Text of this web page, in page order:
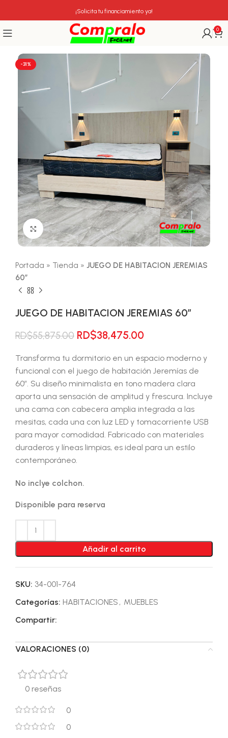
¡Solicita tu financiamiento ya!
0
-31%
Click para agrandar
Portada » Tienda » JUEGO DE HABITACION JEREMIAS
60″
JUEGO DE HABITACION JEREMIAS 60″
RD$55,875.00 El
original
era:
RD$55,875.00.
RD$38,475.00El
actual
es:
RD$38,475.00.
Transforma tu dormitorio en un espacio moderno y
funcional con el juego de habitación Jeremías de
60″. Su diseño minimalista en tono madera clara
aporta una sensación de amplitud y frescura. Incluye
una cama con cabecera amplia integrada a las
mesitas, cada una con luz LED y tomacorriente USB
para mayor comodidad. Fabricado con materiales
duraderos y líneas limpias, es ideal para un estilo
contemporáneo.
No inclye colchon.
Disponible para reserva
Añadir al carrito
SKU: 34-001-764
Categorías: HABITACIONES , MUEBLES
Compartir:
VALORACIONES (0)
0 reseñas
0
0